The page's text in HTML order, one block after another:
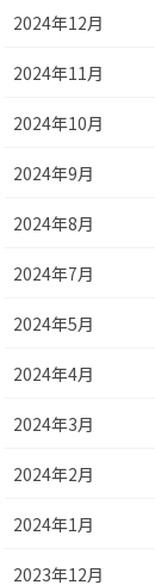
2024年12月
2024年11月
2024年10月
2024年9月
2024年8月
2024年7月
2024年5月
2024年4月
2024年3月
2024年2月
2024年1月
2023年12月